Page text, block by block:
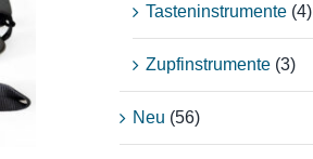
Tasteninstrumente (4)
Zupfinstrumente (3)
Neu (56)